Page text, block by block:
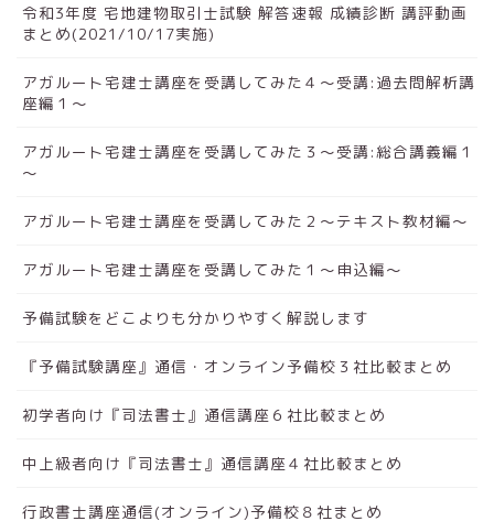
令和3年度 宅地建物取引士試験 解答速報 成績診断 講評動画
まとめ(2021/10/17実施)
アガルート宅建士講座を受講してみた４～受講:過去問解析講
座編１～
アガルート宅建士講座を受講してみた３～受講:総合講義編１
～
アガルート宅建士講座を受講してみた２～テキスト教材編～
アガルート宅建士講座を受講してみた１～申込編～
予備試験をどこよりも分かりやすく解説します
『予備試験講座』通信・オンライン予備校３社比較まとめ
初学者向け『司法書士』通信講座６社比較まとめ
中上級者向け『司法書士』通信講座４社比較まとめ
行政書士講座通信(オンライン)予備校８社まとめ